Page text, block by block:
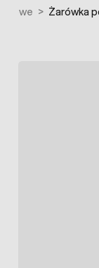
> Żarówka